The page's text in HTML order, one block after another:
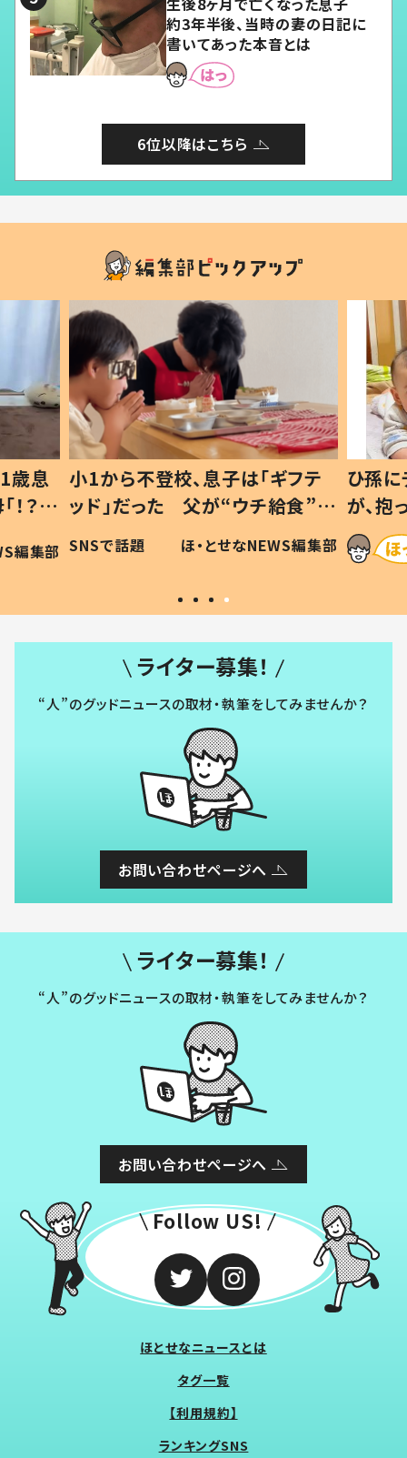
約3年半後、当時の妻の日記に
書いてあった本音とは
6位以降はこちら
歳息
？」
編集部
小1から不登校、息子は「ギフテ
ッド」だった 父が“ウチ給食”を
作り続ける理由とは #令和の親
#令和の子
SNSで話題 ほ・とせなNEWS編集部
ひ孫
が、
「涙が
い」
ライター募集！
“人”のグッドニュースの取材・執筆をしてみませんか？
お問い合わせページへ
ライター募集！
“人”のグッドニュースの取材・執筆をしてみませんか？
お問い合わせページへ
Follow US!
ほとせなニュースとは
タグ一覧
【利用規約】
ランキングSNS